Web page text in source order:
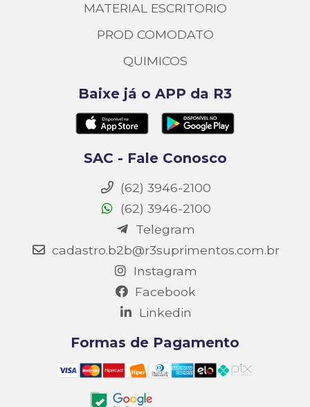
MATERIAL ESCRITORIO
PROD COMODATO
QUIMICOS
Baixe já o APP da R3
SAC - Fale Conosco
(62) 3946-2100
(62) 3946-2100
Telegram
cadastro.b2b@r3suprimentos.com.br
Instagram
Facebook
Linkedin
Formas de Pagamento